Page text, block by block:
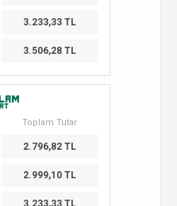
3.233,33 TL
3.506,28 TL
Toplam Tutar
2.796,82 TL
2.999,10 TL
3.233,33 TL